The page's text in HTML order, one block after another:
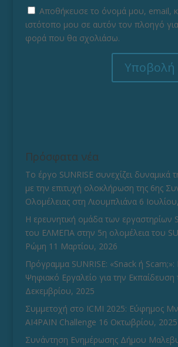
Αποθήκευσε το όνομά μου, email,
ιστότοπο μου σε αυτόν τον πλοηγό
φορά που θα σχολιάσω.
Πρόσφατα νέα
Το έργο SUNRISE συνεχίζει δυναμικά
με την επιτυχή ολοκλήρωση της 6ης
Ολομέλειας στη Λιουμπλιάνα 6
Η ερευνητική ομάδα των εργαστηρίων
του ΕΛΜΕΠΑ στην 5η ολομέλεια του
Ρώμη 11 Μαρτίου, 2026
Πρόγραμμα SUNRISE: «Snack ή Scam;»:
Ψηφιακό Εργαλείο για την
Δεκεμβρίου, 2025
Συμμετοχή στο ICMI 2025: Εύφημος
AI4PAIN Challenge 16 Οκτωβρίου, 2025
Συνάντηση Ενημέρωσης Δήμου